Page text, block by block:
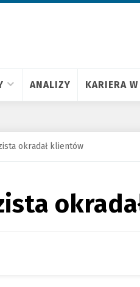
ANALIZY KARIERA
okradał klientów